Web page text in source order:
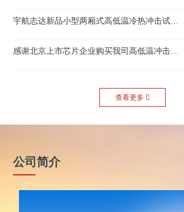
宇航志达新品小型两厢式高低温冷热冲击试验箱
感谢北京上市芯片企业购买我司高低温冲击热流仪
查看更多 
公司简介